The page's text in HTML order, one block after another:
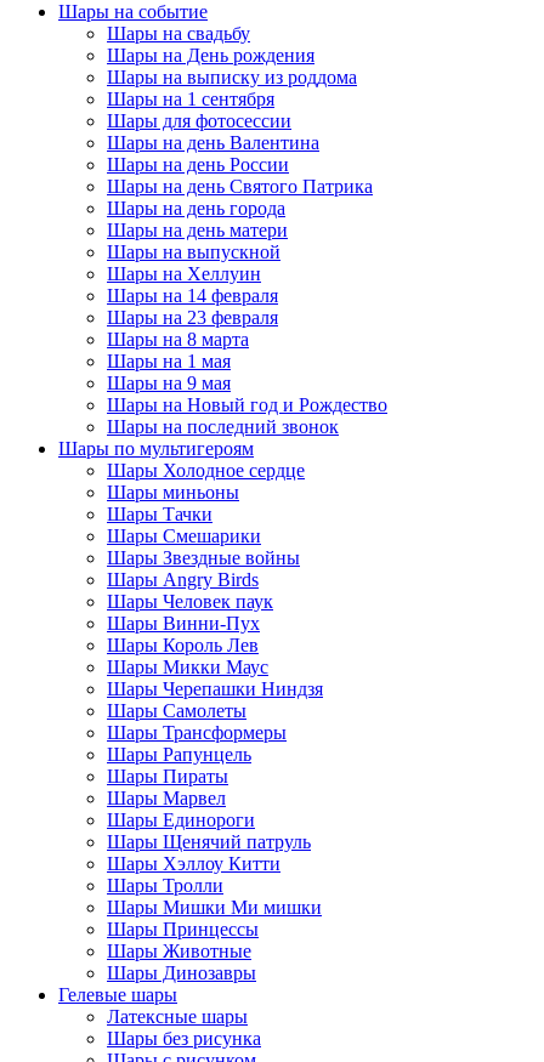
Шары на событие
Шары на свадьбу
Шары на День рождения
Шары на выписку из роддома
Шары на 1 сентября
Шары для фотосессии
Шары на день Валентина
Шары на день России
Шары на день Святого Патрика
Шары на день города
Шары на день матери
Шары на выпускной
Шары на Хеллуин
Шары на 14 февраля
Шары на 23 февраля
Шары на 8 марта
Шары на 1 мая
Шары на 9 мая
Шары на Новый год и Рождество
Шары на последний звонок
Шары по мультигероям
Шары Холодное сердце
Шары миньоны
Шары Тачки
Шары Смешарики
Шары Звездные войны
Шары Angry Birds
Шары Человек паук
Шары Винни-Пух
Шары Король Лев
Шары Микки Маус
Шары Черепашки Ниндзя
Шары Самолеты
Шары Трансформеры
Шары Рапунцель
Шары Пираты
Шары Марвел
Шары Единороги
Шары Щенячий патруль
Шары Хэллоу Китти
Шары Тролли
Шары Мишки Ми мишки
Шары Принцессы
Шары Животные
Шары Динозавры
Гелевые шары
Латексные шары
Шары без рисунка